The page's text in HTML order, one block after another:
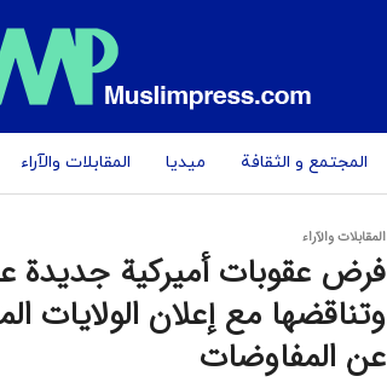
المجتمع و الثقافة میدیا المقابلات والآراء
المقابلات والآراء
فرض عقوبات أميركية جديدة
وتناقضها مع إعلان الولايات
عن المفاوضات